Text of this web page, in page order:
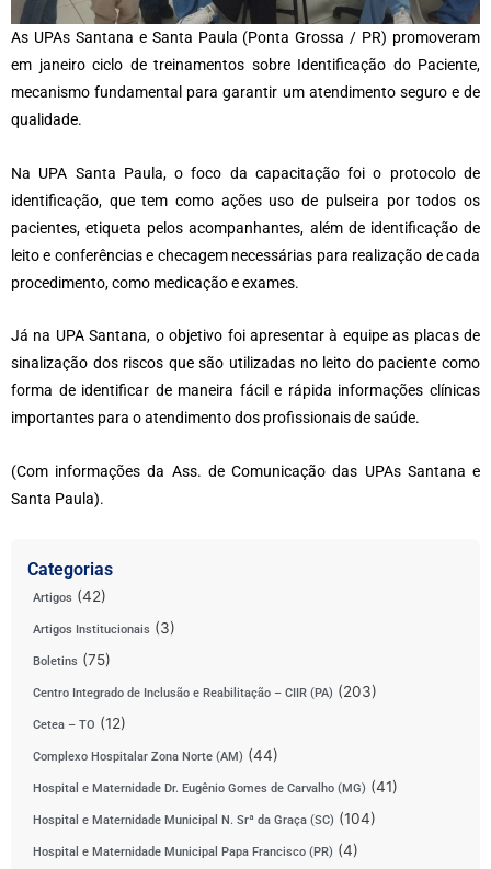
As UPAs Santana e Santa Paula (Ponta Grossa / PR) promoveram
em janeiro ciclo de treinamentos sobre Identificação do Paciente,
mecanismo fundamental para garantir um atendimento seguro e de
qualidade.
Na UPA Santa Paula, o foco da capacitação foi o protocolo de
identificação, que tem como ações uso de pulseira por todos os
pacientes, etiqueta pelos acompanhantes, além de identificação de
leito e conferências e checagem necessárias para realização de cada
procedimento, como medicação e exames.
Já na UPA Santana, o objetivo foi apresentar à equipe as placas de
sinalização dos riscos que são utilizadas no leito do paciente como
forma de identificar de maneira fácil e rápida informações clínicas
importantes para o atendimento dos profissionais de saúde.
(Com informações da Ass. de Comunicação das UPAs Santana e
Santa Paula).
Categorias
Artigos (42)
Artigos Institucionais (3)
Boletins (75)
Centro Integrado de Inclusão e Reabilitação – CIIR (PA) (203)
Cetea – TO (12)
Complexo Hospitalar Zona Norte (AM) (44)
Hospital e Maternidade Dr. Eugênio Gomes de Carvalho (MG) (41)
Hospital e Maternidade Municipal N. Srª da Graça (SC) (104)
Hospital e Maternidade Municipal Papa Francisco (PR) (4)